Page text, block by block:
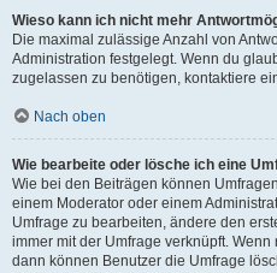
Wieso kann ich nicht mehr
Die maximal zulässige Anzahl von
Administration festgelegt. Wenn du
zugelassen zu benötigen, kontaktiere
Nach oben
Wie bearbeite oder lösche ich eine
Wie bei den Beiträgen können
einem Moderator oder einem
Umfrage zu bearbeiten, ändere den
immer mit der Umfrage verknüpft.
dann können Benutzer die Umfrage